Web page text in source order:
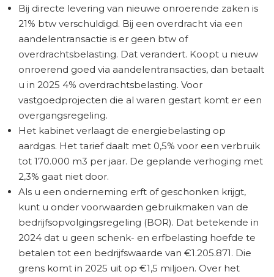
Bij directe levering van nieuwe onroerende zaken is
21% btw verschuldigd. Bij een overdracht via een
aandelentransactie is er geen btw of
overdrachtsbelasting. Dat verandert. Koopt u nieuw
onroerend goed via aandelentransacties, dan betaalt
u in 2025 4% overdrachtsbelasting. Voor
vastgoedprojecten die al waren gestart komt er een
overgangsregeling.
Het kabinet verlaagt de energiebelasting op
aardgas. Het tarief daalt met 0,5% voor een verbruik
tot 170.000 m3 per jaar. De geplande verhoging met
2,3% gaat niet door.
Als u een onderneming erft of geschonken krijgt,
kunt u onder voorwaarden gebruikmaken van de
bedrijfsopvolgingsregeling (BOR). Dat betekende in
2024 dat u geen schenk- en erfbelasting hoefde te
betalen tot een bedrijfswaarde van €1.205.871. Die
grens komt in 2025 uit op €1,5 miljoen. Over het